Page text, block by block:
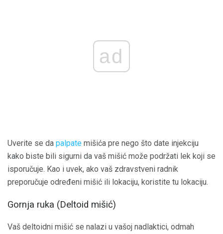
ad
Uverite se da palpate mišića pre nego što date injekciju
kako biste bili sigurni da vaš mišić može podržati lek koji se
isporučuje. Kao i uvek, ako vaš zdravstveni radnik
preporučuje određeni mišić ili lokaciju, koristite tu lokaciju.
Gornja ruka (Deltoid mišić)
Vaš deltoidni mišić se nalazi u vašoj nadlaktici, odmah